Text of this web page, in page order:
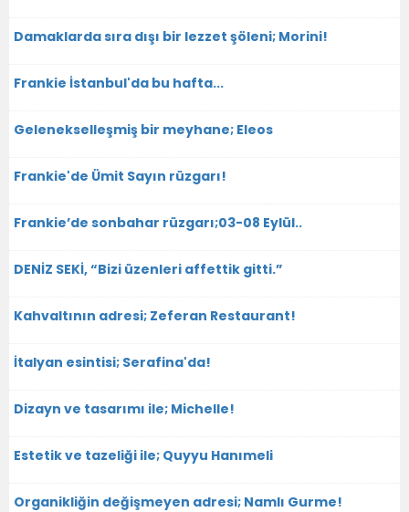
Damaklarda sıra dışı bir lezzet şöleni; Morini!
Frankie İstanbul'da bu hafta...
Gelenekselleşmiş bir meyhane; Eleos
Frankie'de Ümit Sayın rüzgarı!
Frankie’de sonbahar rüzgarı;03-08 Eylül..
DENİZ SEKİ, “Bizi üzenleri affettik gitti.”
Kahvaltının adresi; Zeferan Restaurant!
İtalyan esintisi; Serafina'da!
Dizayn ve tasarımı ile; Michelle!
Estetik ve tazeliği ile; Quyyu Hanımeli
Organikliğin değişmeyen adresi; Namlı Gurme!